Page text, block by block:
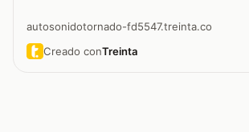
autosonidotornado-fd5547.treinta.co
Creado conTreinta